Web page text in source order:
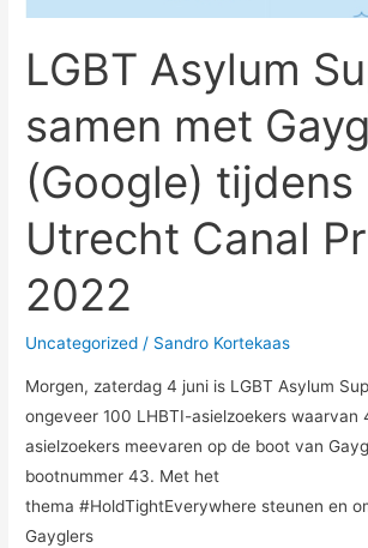
LGBT Asylum
samen met
(Google) tijdens
Utrecht Canal
2022
Uncategorized / Sandro Kortekaas
Morgen, zaterdag 4 juni is LGBT Asylum
ongeveer 100 LHBTI-asielzoekers waarvan
asielzoekers meevaren op de boot van
bootnummer 43. Met het
thema #HoldTightEverywhere steunen en
Gayglers
Utrecht
Canal
Pride